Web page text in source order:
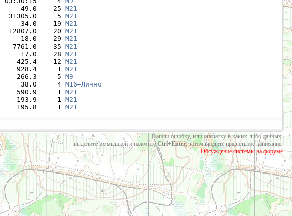
49.0    25
М21
31305.0     5
М21
34.0    19
М21
12807.0    20
М21
18.0    29
М21
7761.0    35
М21
17.0    28
М21
425.4    12
М21
928.4     1
М21
266.3     5
МЭ
38.0     4
М16—Лично
590.9     1
М21
193.9     1
М21
195.8     1
М21
Нашли ошибку, или опечатку в каких-либо данных:
выделите их мышкой и нажмитеCtrl+Enter, затем введите правильное написание.
Обсуждение системы на форуме